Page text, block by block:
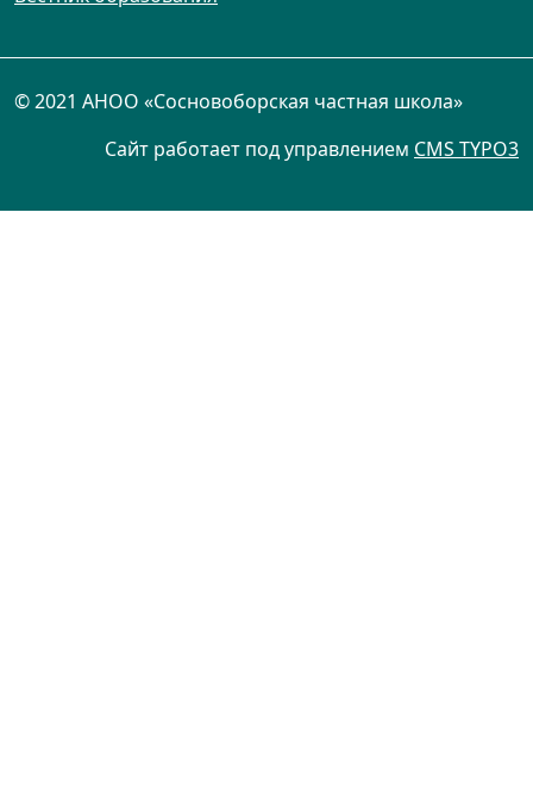
© 2021 АНОО «Сосновоборская частная школа»
Сайт работает под управлением CMS TYPO3